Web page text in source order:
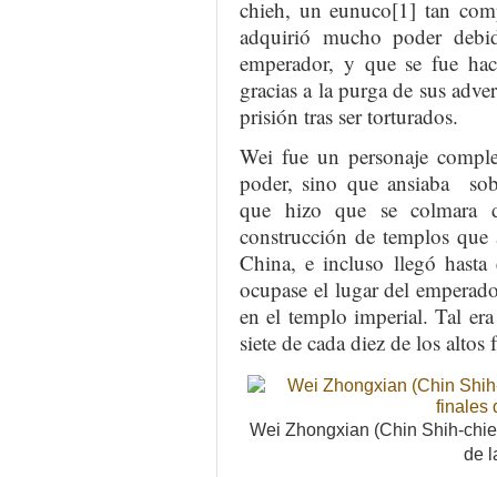
chieh, un eunuco[1] tan
adquirió mucho poder
emperador, y que se fue
gracias a la purga de sus
prisión tras ser torturados.
Wei fue un personaje
poder, sino que ansiaba
que hizo que se colmara
construcción de templos
China, e incluso llegó
ocupase el lugar del
en el templo imperial. Tal
siete de cada diez de los
Wei Zhongxian (Chin Shih-
de